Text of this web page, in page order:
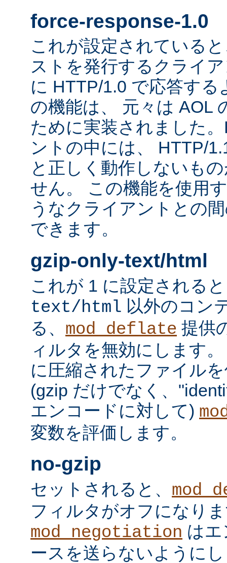
force-response-1.0
これが設定されている
ストを発行するクライ
に HTTP/1.0 で応答す
の機能は、 元々は AOL
ために実装されました
ントの中には、 HTTP/
と正しく動作しないも
せん。 この機能を使用
うなクライアントとの
できます。
gzip-only-text/html
これが 1 に設定される
text/html 以外のコン
る、 mod_deflate 提供
ィルタを無効にします
に圧縮されたファイル
(gzip だけでなく、
エンコードに対して)
変数を評価します。
no-gzip
セットされると、
フィルタがオフになり
mod_negotiation は
ースを送らないように